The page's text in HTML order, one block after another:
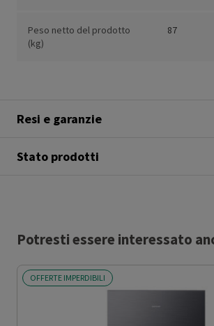
Peso netto del prodotto
(kg)
87
Resi e garanzie
Stato prodotti
Potresti essere interessato
OFFERTE IMPERDIBILI